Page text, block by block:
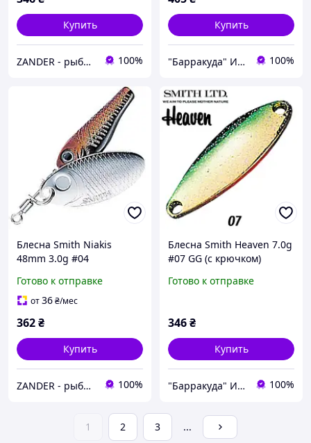
Купить
ZANDER - рыболовный интернет-магазин 100%
Купить
"Барракуда" Интернет-магазин 100%
Блесна Smith Niakis
48mm 3.0g #04
Готово к отправке
от36₴/мес
362₴
Купить
ZANDER - рыболовный интернет-магазин 100%
Блесна Smith Heaven 7.0g
#07 GG (с крючком)
Готово к отправке
346₴
Купить
"Барракуда" Интернет-магазин 100%
1 2 3 ...